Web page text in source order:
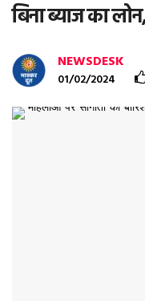
बिना ब्‍याज का
NEWSDESK
01/02/2024